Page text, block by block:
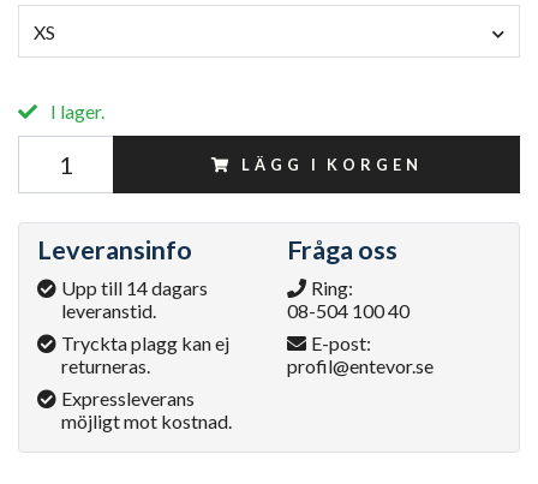
XS
I lager.
LÄGG I KORGEN
Leveransinfo
Upp till 14 dagars
leveranstid.
Tryckta plagg kan ej
returneras.
Expressleverans
möjligt mot kostnad.
Fråga oss
Ring:
08-504 100 40
E-post:
profil@entevor.se